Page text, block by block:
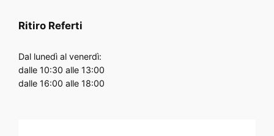
Ritiro Referti
Dal lunedì al venerdì:
dalle 10:30 alle 13:00
dalle 16:00 alle 18:00